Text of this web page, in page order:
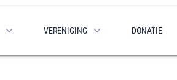
VERENIGING DONATIE